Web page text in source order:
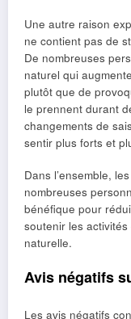
Une autre raison
ne contient pas de
De nombreuses
naturel qui
plutôt que de
le prennent durant
changements de
sentir plus forts et
Dans l’ensemble,
nombreuses
bénéfique pour
soutenir les
naturelle.
Avis négatifs
Les avis négatifs